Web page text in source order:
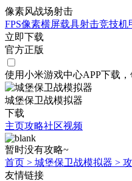
像素风战场射击
FPS像素横屏载具射击竞技机
立即下载
官方正版
使用小米游戏中心APP下载
城堡保卫战模拟器
下载
主页攻略社区视频
暂时没有攻略~
首页 > 城堡保卫战模拟器 >
友情链接